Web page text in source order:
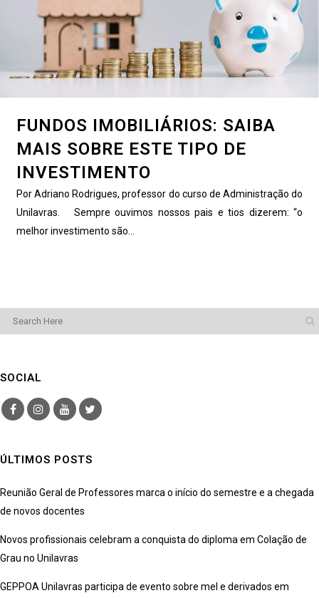
FUNDOS IMOBILIÁRIOS: SAIBA
MAIS SOBRE ESTE TIPO DE
INVESTIMENTO
Por Adriano Rodrigues, professor do curso de Administração do
Unilavras. Sempre ouvimos nossos pais e tios dizerem: “o
melhor investimento são...
SOCIAL
ÚLTIMOS POSTS
Reunião Geral de Professores marca o início do semestre e a chegada
de novos docentes
Novos profissionais celebram a conquista do diploma em Colação de
Grau no Unilavras
GEPPOA Unilavras participa de evento sobre mel e derivados em